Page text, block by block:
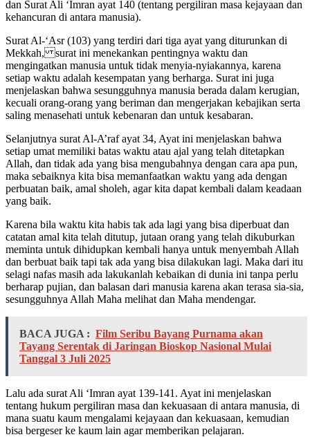
dan Surat Ali ‘Imran ayat 140 (tentang pergiliran masa kejayaan dan
kehancuran di antara manusia).
Surat Al-‘Asr (103) yang terdiri dari tiga ayat yang diturunkan di
Mekkah, surat ini menekankan pentingnya waktu dan
mengingatkan manusia untuk tidak menyia-nyiakannya, karena
setiap waktu adalah kesempatan yang berharga. Surat ini juga
menjelaskan bahwa sesungguhnya manusia berada dalam kerugian,
kecuali orang-orang yang beriman dan mengerjakan kebajikan serta
saling menasehati untuk kebenaran dan untuk kesabaran.
Selanjutnya surat Al-A’raf ayat 34, Ayat ini menjelaskan bahwa
setiap umat memiliki batas waktu atau ajal yang telah ditetapkan
Allah, dan tidak ada yang bisa mengubahnya dengan cara apa pun,
maka sebaiknya kita bisa memanfaatkan waktu yang ada dengan
perbuatan baik, amal sholeh, agar kita dapat kembali dalam keadaan
yang baik.
Karena bila waktu kita habis tak ada lagi yang bisa diperbuat dan
catatan amal kita telah ditutup, jutaan orang yang telah dikuburkan
meminta untuk dihidupkan kembali hanya untuk menyembah Allah
dan berbuat baik tapi tak ada yang bisa dilakukan lagi. Maka dari itu
selagi nafas masih ada lakukanlah kebaikan di dunia ini tanpa perlu
berharap pujian, dan balasan dari manusia karena akan terasa sia-sia,
sesungguhnya Allah Maha melihat dan Maha mendengar.
BACA JUGA : Film Seribu Bayang Purnama akan
Tayang Serentak di Jaringan Bioskop Nasional Mulai
Tanggal 3 Juli 2025
Lalu ada surat Ali ‘Imran ayat 139-141. Ayat ini menjelaskan
tentang hukum pergiliran masa dan kekuasaan di antara manusia, di
mana suatu kaum mengalami kejayaan dan kekuasaan, kemudian
bisa bergeser ke kaum lain agar memberikan pelajaran.